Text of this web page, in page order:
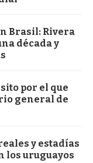
Brasil: Rivera
década y
por el que
general de
y estadías
los uruguayos